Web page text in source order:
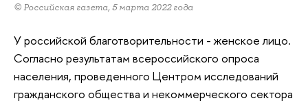
© Российская газета, 5 марта 2022 года
У российской благотворительности - женское лицо.
Согласно результатам всероссийского опроса
населения, проведенного Центром исследований
гражданского общества и некоммерческого сектора